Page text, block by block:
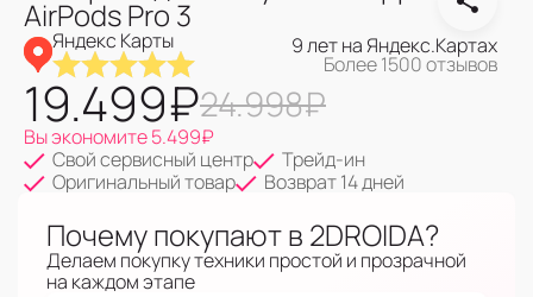
AirPods Pro 3
Яндекс Карты 9 лет на Яндекс.Картах
Более 1500 отзывов
24.998₽
19.499₽
Вы экономите5.499₽
Свой сервисный центр
Трейд-ин
Оригинальный товар
Возврат 14 дней
Почему покупают в 2DROIDA?
Делаем покупку техники простой и прозрачной
на каждом этапе